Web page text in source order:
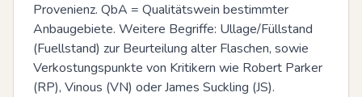
Provenienz. QbA = Qualitätswein bestimmter
Anbaugebiete. Weitere Begriffe: Ullage/Füllstand
(Fuellstand) zur Beurteilung alter Flaschen, sowie
Verkostungspunkte von Kritikern wie Robert Parker
(RP), Vinous (VN) oder James Suckling (JS).